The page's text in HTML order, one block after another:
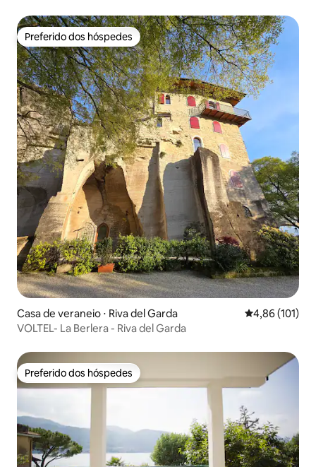
Preferido dos hóspedes
Preferido dos hóspedes
Casa de veraneio ⋅ Riva del Garda 4,86 de uma
4,86 (101)
VOLTEL- La Berlera - Riva del Garda
Preferido dos hóspedes
Preferido dos hóspedes